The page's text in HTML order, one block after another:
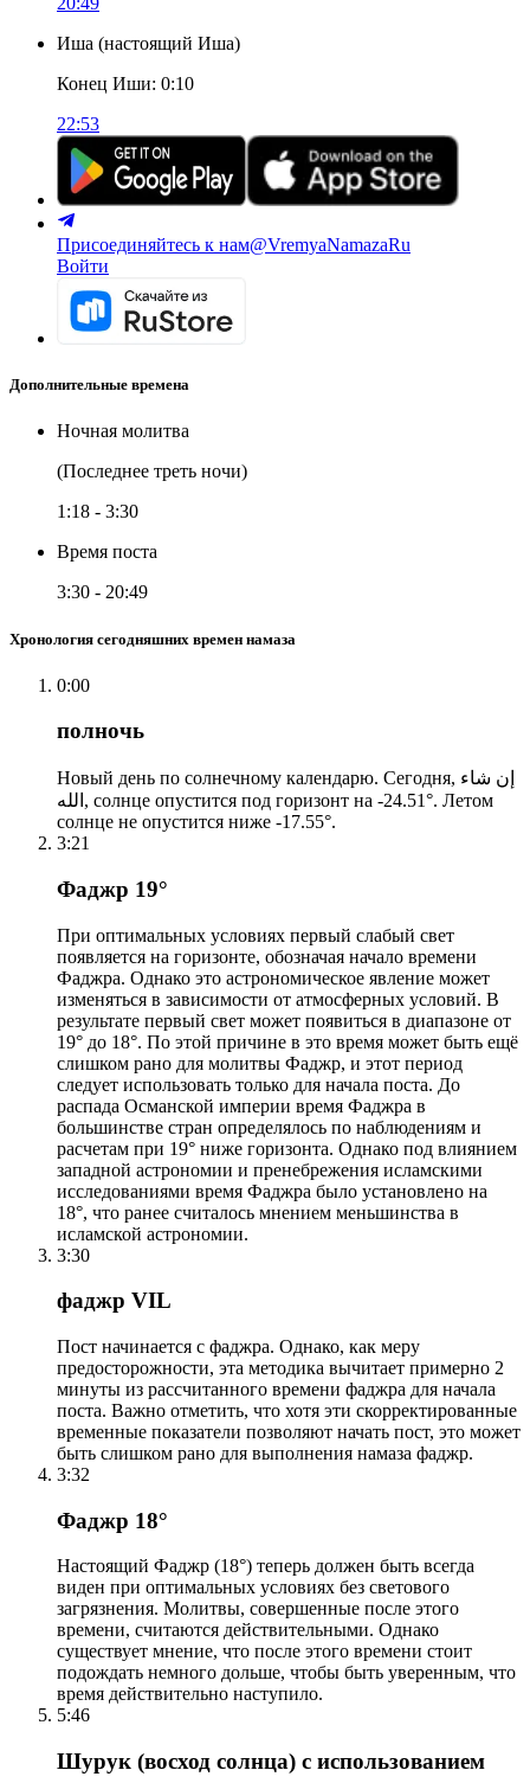
Иша (настоящий Иша)
Конец Иши: 0:10
22:53
Присоединяйтесь к нам@VremyaNamazaRu
Войти
Дополнительные времена
Ночная молитва
(Последнее треть ночи)
1:18 - 3:30
Время поста
3:30 - 20:49
Хронология сегодняшних времен намаза
0:00
полночь
Новый день по солнечному календарю. Сегодня, إن شاء
الله, солнце опустится под горизонт на -24.51°. Летом
солнце не опустится ниже -17.55°.
3:21
Фаджр 19°
При оптимальных условиях первый слабый свет
появляется на горизонте, обозначая начало времени
Фаджра. Однако это астрономическое явление может
изменяться в зависимости от атмосферных условий. В
результате первый свет может появиться в диапазоне от
19° до 18°. По этой причине в это время может быть ещё
слишком рано для молитвы Фаджр, и этот период
следует использовать только для начала поста. До
распада Османской империи время Фаджра в
большинстве стран определялось по наблюдениям и
расчетам при 19° ниже горизонта. Однако под влиянием
западной астрономии и пренебрежения исламскими
исследованиями время Фаджра было установлено на
18°, что ранее считалось мнением меньшинства в
исламской астрономии.
3:30
фаджр VIL
Пост начинается с фаджра. Однако, как меру
предосторожности, эта методика вычитает примерно 2
минуты из рассчитанного времени фаджра для начала
поста. Важно отметить, что хотя эти скорректированные
временные показатели позволяют начать пост, это может
быть слишком рано для выполнения намаза фаджр.
3:32
Фаджр 18°
Настоящий Фаджр (18°) теперь должен быть всегда
виден при оптимальных условиях без светового
загрязнения. Молитвы, совершенные после этого
времени, считаются действительными. Однако
существует мнение, что после этого времени стоит
подождать немного дольше, чтобы быть уверенным, что
время действительно наступило.
5:46
Шурук (восход солнца) с использованием